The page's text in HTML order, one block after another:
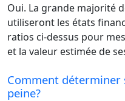
Oui. La grande majorité
utiliseront les états
ratios ci-dessus pour
et la valeur estimée de
Comment déterminer
peine?